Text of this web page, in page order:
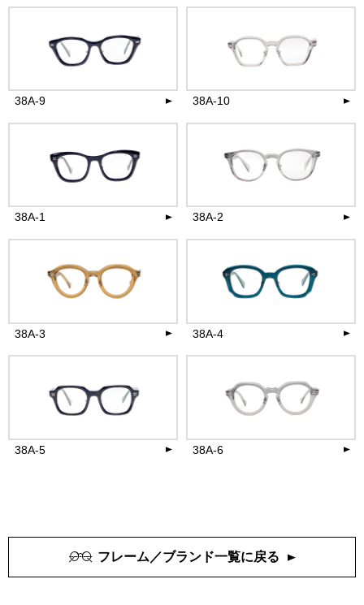
26,400 円(税込) 26,400 円(税込)
38A-9
26,400 円(税込)
38A-10
26,400 円(税込)
38A-1
26,400 円(税込)
38A-2
26,400 円(税込)
38A-3
26,400 円(税込)
38A-4
26,400 円(税込)
38A-5 38A-6
フレーム／ブランド一覧に戻る